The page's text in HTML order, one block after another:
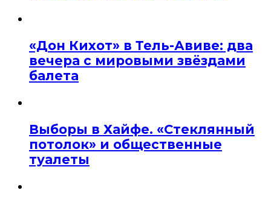
«Дон Кихот» в Тель-Авиве: два
вечера с мировыми звёздами
балета
Выборы в Хайфе. «Стеклянный
потолок» и общественные
туалеты